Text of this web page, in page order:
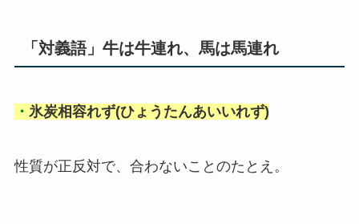
「対義語」牛は牛連れ、馬は馬連れ
・ 氷炭相容れず(ひょうたんあいいれず)
性質が正反対で、合わないことのたとえ。